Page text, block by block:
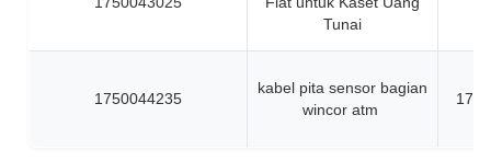
Tunai
1750044235
kabel pita sensor bagian
wincor atm